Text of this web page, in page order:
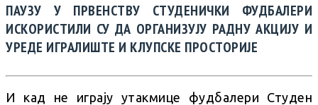
ПАУЗУ У ПРВЕНСТВУ СТУДЕНИЧКИ ФУДБАЛЕРИ
ИСКОРИСТИЛИ СУ ДА ОРГАНИЗУЈУ РАДНУ АКЦИЈУ И
УРЕДЕ ИГРАЛИШТЕ И КЛУПСКЕ ПРОСТОРИЈЕ
И кад не играју утакмице фудбалери Студен